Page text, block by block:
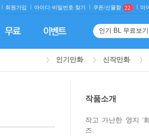
회원가입 아이디·비밀번호 찾기 쿠폰/선물함 22 마
인기만화 신작만화
작품소개
작고 가난한 영지 ‘
즈.